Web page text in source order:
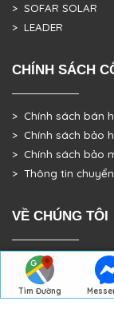
Tìm Đường
> SOFAR SOLAR
> LEADER
CHÍNH SÁCH
> Chính sách bán
> Chính sách bảo
> Chính sách bảo
> Thông tin
VỀ CHÚNG TÔI
> GIỚI THIỆU
> TRANG CHỦ
> DỰ ÁN THỰC TẾ